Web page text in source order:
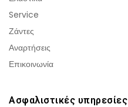
Service
Ζάντες
Αναρτήσεις
Επικοινωνία
Ασφαλιστικές υπηρεσίες